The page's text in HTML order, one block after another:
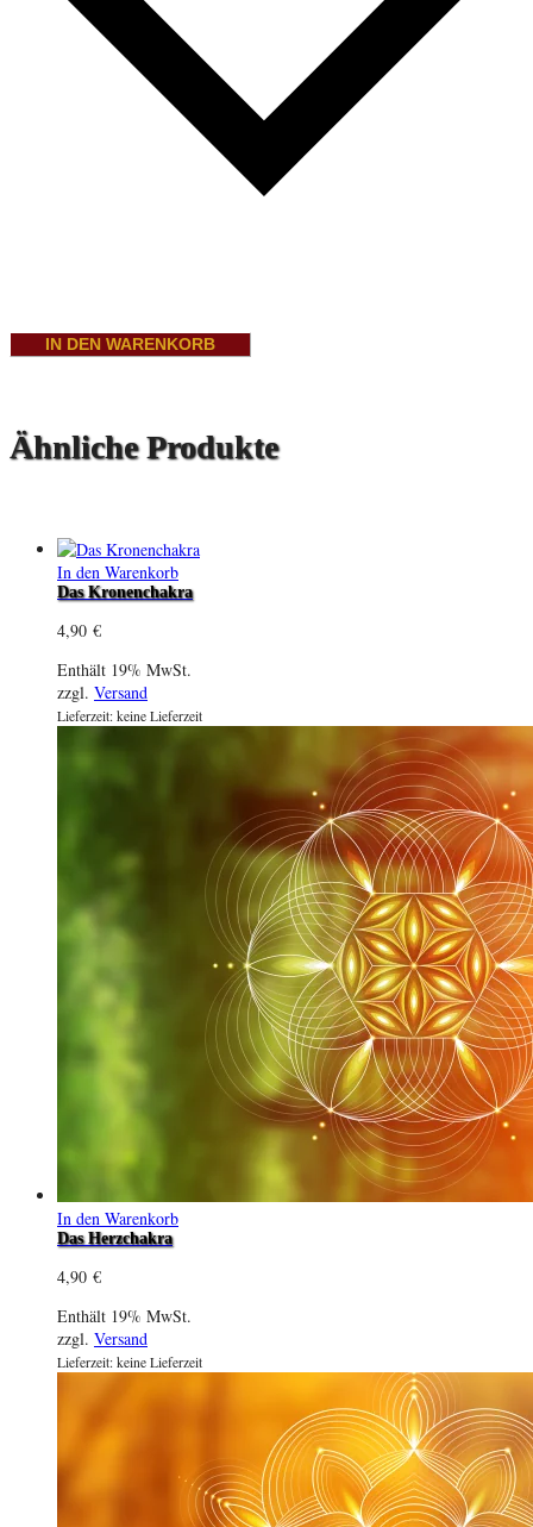
IN DEN WARENKORB
Ähnliche Produkte
In den Warenkorb
Das Kronenchakra
4,90 €
Enthält 19% MwSt.
zzgl. Versand
Lieferzeit: keine Lieferzeit
In den Warenkorb
Das Herzchakra
4,90 €
Enthält 19% MwSt.
zzgl. Versand
Lieferzeit: keine Lieferzeit